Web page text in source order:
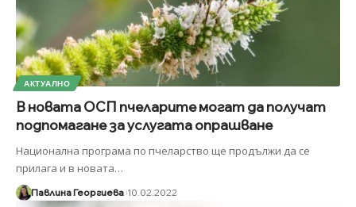
АКТУАЛНО
В новата ОСП пчеларите могат да получат
подпомагане за услугата опрашване
Национална програма по пчеларство ще продължи да се
прилага и в новата…
Павлина Георгиева 10.02.2022